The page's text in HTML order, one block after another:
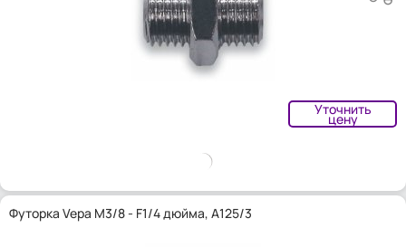
Уточнить
цену
Футорка Vepa M3/8 - F1/4 дюйма, A125/3